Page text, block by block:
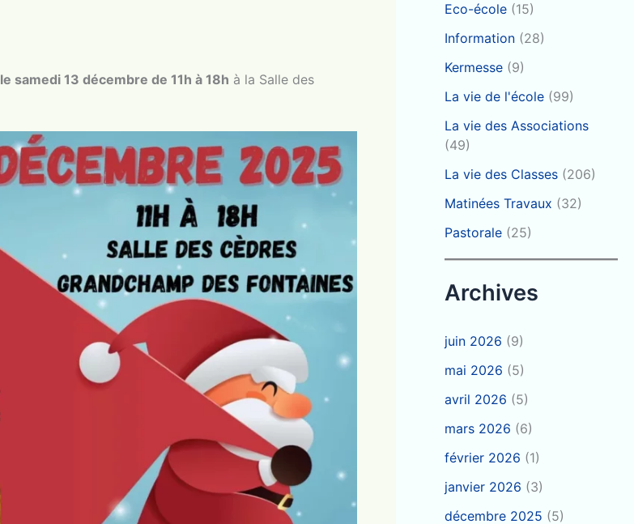
le samedi 13 décembre de 11h à 18h à la Salle des
Eco-école (15)
Information (28)
Kermesse (9)
La vie de l'école (99)
La vie des Associations
(49)
La vie des Classes (206)
Matinées Travaux (32)
Pastorale (25)
Archives
juin 2026 (9)
mai 2026 (5)
avril 2026 (5)
mars 2026 (6)
février 2026 (1)
janvier 2026 (3)
décembre 2025 (5)